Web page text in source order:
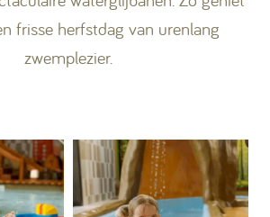
frisse herfstdag van urenlang
zwemplezier.